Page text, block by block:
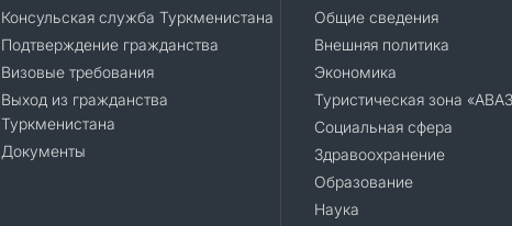
Консульская служба Туркменистана
Подтверждение гражданства
Визовые требования
Выход из гражданства
Туркменистана
Документы
Общие сведения
Внешняя политика
Экономика
Туристическая зона
Социальная сфера
Здравоохранение
Образование
Наука